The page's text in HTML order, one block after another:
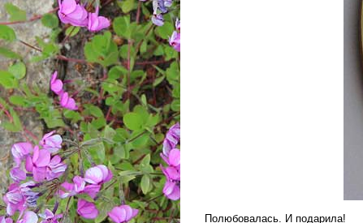
Полюбовалась. И подарила!